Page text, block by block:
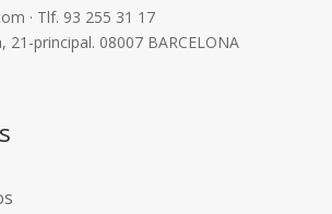
· Tlf. 93 255 31 17
21-principal. 08007 BARCELONA